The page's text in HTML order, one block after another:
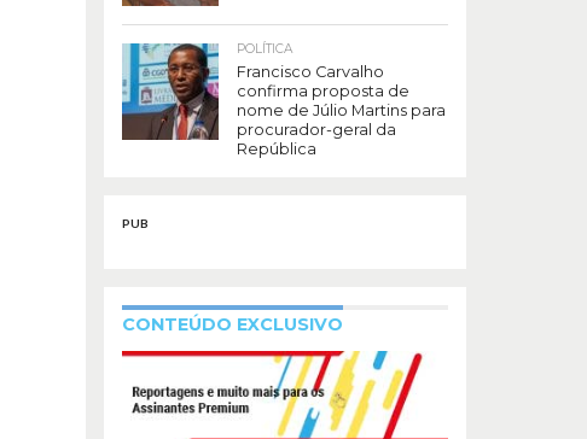
POLÍTICA
Francisco Carvalho
confirma proposta de
nome de Júlio Martins para
procurador-geral da
República
PUB
CONTEÚDO EXCLUSIVO